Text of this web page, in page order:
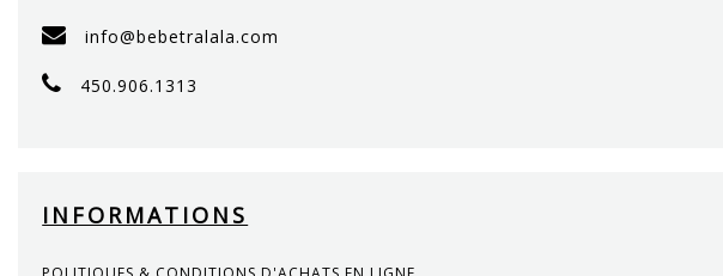
info@bebetralala.com
450.906.1313
INFORMATIONS